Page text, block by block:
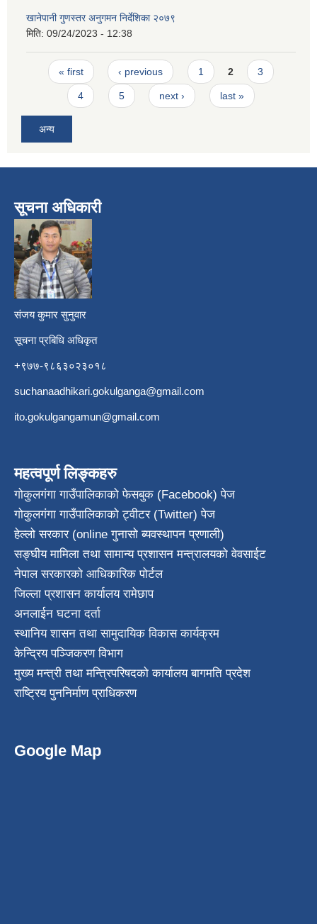
खानेपानी गुणस्तर अनुगमन निर्देशिका २०७९
मिति: 09/24/2023 - 12:38
Pages
« first ‹ previous 1 2 3
4 5 next › last »
अन्य
सूचना अधिकारी
संजय कुमार सुनुवार
सूचना प्रबिधि अधिकृत
+९७७-९८६३०२३०१८
suchanaadhikari.gokulganga@gmail.com
ito.gokulgangamun@gmail.com
महत्वपूर्ण लिङ्कहरु
गोकुलगंगा गाउँपालिकाको फेसबुक (Facebook) पेज
गोकुलगंगा गाउँपालिकाको ट्वीटर (Twitter) पेज
हेल्लो सरकार (online गुनासो ब्यवस्थापन प्रणाली)
सङ्घीय मामिला तथा सामान्य प्रशासन मन्त्रालयको वेवसाईट
नेपाल सरकारको आधिकारिक पोर्टल
जिल्ला प्रशासन कार्यालय रामेछाप
अनलाईन घटना दर्ता
स्थानिय शासन तथा सामुदायिक विकास कार्यक्रम
केन्द्रिय पञ्जिकरण विभाग
मुख्य मन्त्री तथा मन्त्रिपरिषदको कार्यालय बागमति प्रदेश
राष्ट्रिय पुननिर्माण प्राधिकरण
Google Map